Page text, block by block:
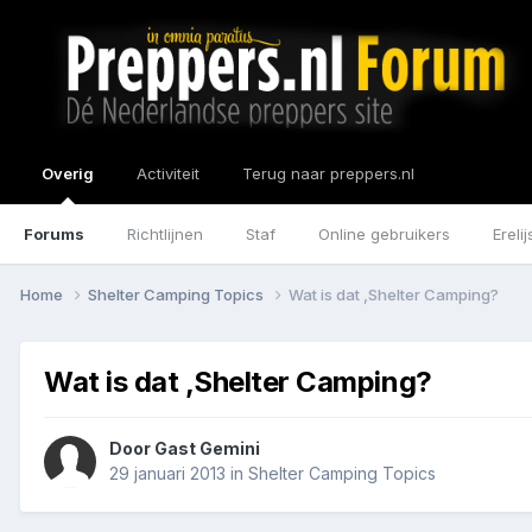
Overig
Forums Richtlijnen Staf Online gebruikers
Activiteit Terug naar preppers.nl
Home Shelter Camping Topics Wat is dat ,Shelter Camping?
Wat is dat ,Shelter Camping?
Door Gast Gemini
29 januari 2013 in Shelter Camping Topics